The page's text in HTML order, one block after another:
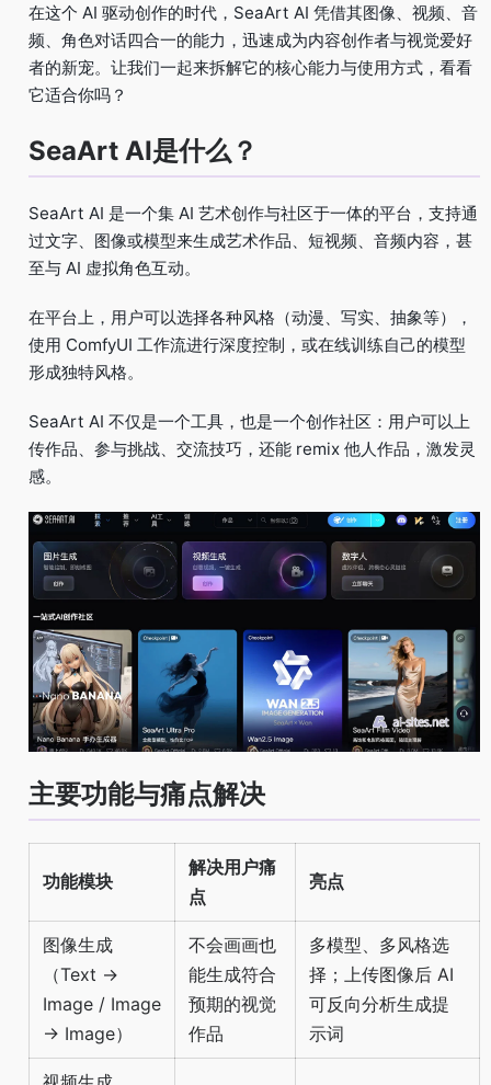
在这个 AI 驱动创作的时代，SeaArt AI 凭借其图像、视频、音
频、角色对话四合一的能力，迅速成为内容创作者与视觉爱好
者的新宠。让我们一起来拆解它的核心能力与使用方式，看看
它适合你吗？
SeaArt AI是什么？
SeaArt AI 是一个集 AI 艺术创作与社区于一体的平台，支持通
过文字、图像或模型来生成艺术作品、短视频、音频内容，甚
至与 AI 虚拟角色互动。
在平台上，用户可以选择各种风格（动漫、写实、抽象等），
使用 ComfyUI 工作流进行深度控制，或在线训练自己的模型
形成独特风格。
SeaArt AI 不仅是一个工具，也是一个创作社区：用户可以上
传作品、参与挑战、交流技巧，还能 remix 他人作品，激发灵
感。
主要功能与痛点解决
功能模块
解决用户痛
点
亮点
图像生成
（Text →
Image / Image
→ Image）
不会画画也
能生成符合
预期的视觉
作品
多模型、多风格选
择；上传图像后 AI
可反向分析生成提
示词